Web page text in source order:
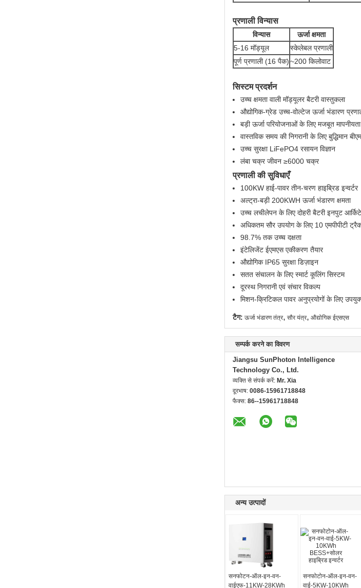
प्रणाली विन्यास
विन्यास
ऊर्जा क्षमता
5-16 मॉड्यूल
स्केलेबल प्रणाली
पूर्ण प्रणाली (16 पैक)~200 किलोवाट
सिस्टम प्रदर्शन
उच्च क्षमता वाली मॉड्यूलर बैटरी वास्तुकला
औद्योगिक-ग्रेड उच्च-वोल्टेज ऊर्जा भंडारण
बड़ी ऊर्जा परियोजनाओं के लिए मजबूत मापनीयता
वास्तविक समय की निगरानी के लिए बुद्धिमान
उच्च सुरक्षा LiFePO4 रसायन विज्ञान
लंबा चक्र जीवन ≥6000 चक्र
प्रणाली की सुविधाएँ
100KW हाई-पावर तीन-चरण हाइब्रिड इन्वर्टर
अल्ट्रा-बड़ी 200KWH ऊर्जा भंडारण क्षमता
उच्च लचीलेपन के लिए दोहरी बैटरी इनपुट
अधिकतम सौर उपयोग के लिए 10 एमपीपीटी
98.7% तक उच्च दक्षता
इंटेलिजेंट ईएमएस एकीकरण तैयार
औद्योगिक IP65 सुरक्षा डिज़ाइन
सतत संचालन के लिए स्मार्ट कूलिंग सिस्टम
दूरस्थ निगरानी एवं संचार विकल्प
मिशन-क्रिटिकल पावर अनुप्रयोगों के लिए
टैग: ऊर्जा भंडारण तंत्र, सौर यंत्र, औद्योगिक ईएसएस
सम्पर्क करने का विवरण
Jiangsu SunPhoton Intelligence
Technology Co., Ltd.
व्यक्ति से संपर्क करें: Mr. Xia
दूरभाष: 0086-15961718848
फैक्स: 86--15961718848
अन्य उत्पादों
सनफोटन-ऑल-इन-वन-
वाईएफ-11KW-28KWh
सनफोटोन-ऑल-इन-वन-
वाई-5KW-10KWh